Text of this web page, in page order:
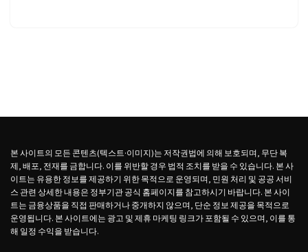
본 사이트의 모든 콘텐츠(텍스트·이미지)는 저작권법에 의해 보호되며, 무단 복
제, 배포, 전재를 금합니다. 이를 위반할 경우 법적 조치를 받을 수 있습니다. 본 사
이트는 유용한 정보를 제공하기 위한 목적으로 운영되며, 민원 처리 및 공공 서비
스 관련 상세한 내용은 정부기관 공식 홈페이지를 참고하시기 바랍니다. 본 사이
트는 금융상품을 직접 판매하거나 중개하지 않으며, 단순 정보 제공을 목적으로
운영됩니다. 본 사이트에는 광고 및 제휴 마케팅 링크가 포함될 수 있으며, 이를 통
해 일정 수익을 받습니다.